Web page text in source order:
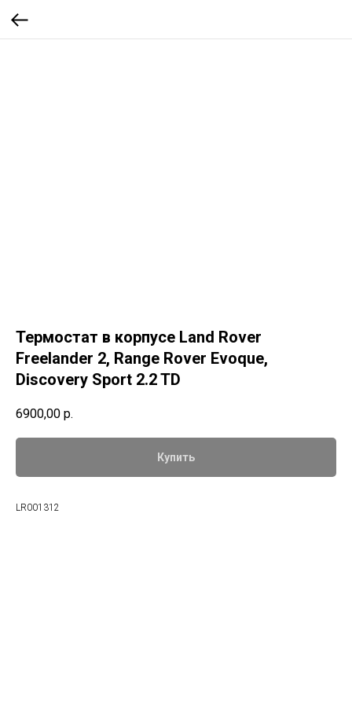
Термостат в корпусе Land Rover
Freelander 2, Range Rover Evoque,
Discovery Sport 2.2 TD
6900,00 р.
Купить
LR001312